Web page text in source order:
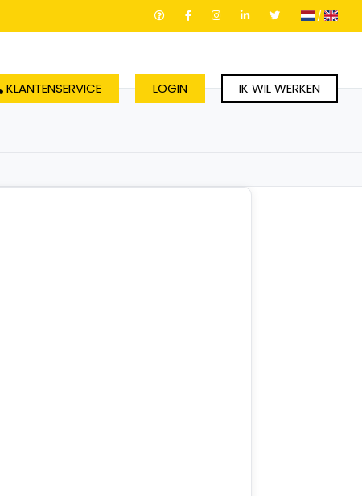
/
KLANTENSERVICE LOGIN IK WIL WERKEN